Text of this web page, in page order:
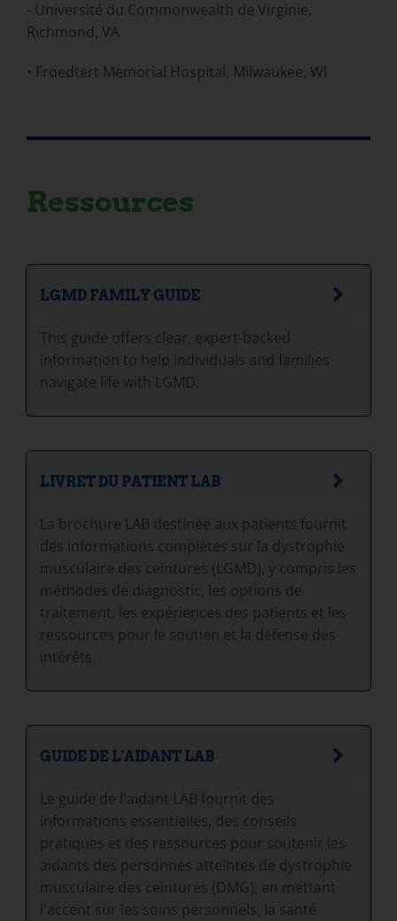
- Université du Commonwealth de Virginie,
Richmond, VA
• Froedtert Memorial Hospital, Milwaukee, WI
Ressources
LGMD FAMILY GUIDE
This guide offers clear, expert-backed
information to help individuals and families
navigate life with LGMD.
LIVRET DU PATIENT LAB
La brochure LAB destinée aux patients fournit
des informations complètes sur la dystrophie
musculaire des ceintures (LGMD), y compris les
méthodes de diagnostic, les options de
traitement, les expériences des patients et les
ressources pour le soutien et la défense des
intérêts.
GUIDE DE L'AIDANT LAB
Le guide de l'aidant LAB fournit des
informations essentielles, des conseils
pratiques et des ressources pour soutenir les
aidants des personnes atteintes de dystrophie
musculaire des ceintures (DMG), en mettant
l'accent sur les soins personnels, la santé